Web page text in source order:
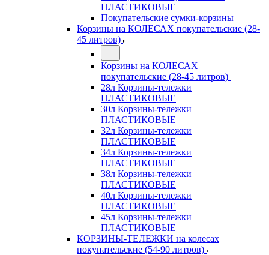
ПЛАСТИКОВЫЕ
Покупательские сумки-корзины
Корзины на КОЛЕСАХ покупательские (28-
45 литров)
Корзины на КОЛЕСАХ
покупательские (28-45 литров)
28л Корзины-тележки
ПЛАСТИКОВЫЕ
30л Корзины-тележки
ПЛАСТИКОВЫЕ
32л Корзины-тележки
ПЛАСТИКОВЫЕ
34л Корзины-тележки
ПЛАСТИКОВЫЕ
38л Корзины-тележки
ПЛАСТИКОВЫЕ
40л Корзины-тележки
ПЛАСТИКОВЫЕ
45л Корзины-тележки
ПЛАСТИКОВЫЕ
КОРЗИНЫ-ТЕЛЕЖКИ на колесах
покупательские (54-90 литров)